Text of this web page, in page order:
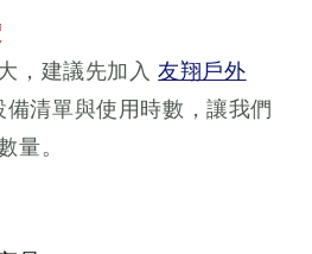
，建議先加入友翔戶外
備清單與使用時數，讓我們
量。